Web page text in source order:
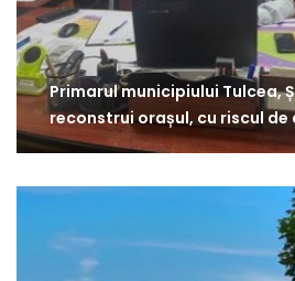
Primarul municipiului Tulcea,
reconstrui orașul, cu riscul de